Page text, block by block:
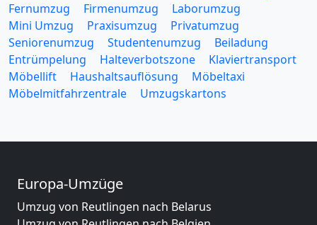
Fernumzug
Firmenumzug
Laborumzug
Mini Umzug
Praxisumzug
Privatumzug
Seniorenumzug
Studentenumzug
Beiladung
Entrümpelung
Halteverbotszone
Klaviertransport
Möbellift
Haushaltsauflösung
Möbeltaxi
Möbelmitfahrzentrale
Umzugskartons
Europa-Umzüge
Umzug von Reutlingen nach Belarus